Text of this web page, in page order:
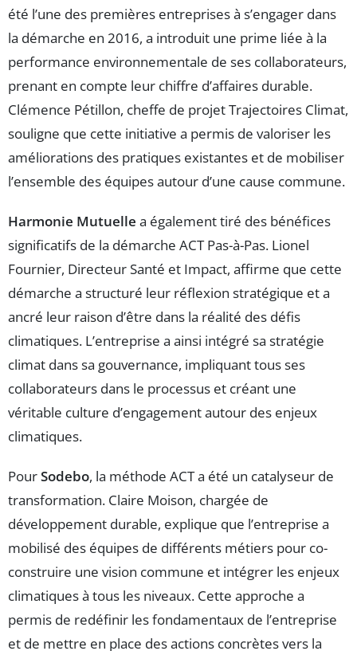
été l’une des premières entreprises à s’engager dans
la démarche en 2016, a introduit une prime liée à la
performance environnementale de ses collaborateurs,
prenant en compte leur chiffre d’affaires durable.
Clémence Pétillon, cheffe de projet Trajectoires Climat,
souligne que cette initiative a permis de valoriser les
améliorations des pratiques existantes et de mobiliser
l’ensemble des équipes autour d’une cause commune.
Harmonie Mutuelle a également tiré des bénéfices
significatifs de la démarche ACT Pas-à-Pas. Lionel
Fournier, Directeur Santé et Impact, affirme que cette
démarche a structuré leur réflexion stratégique et a
ancré leur raison d’être dans la réalité des défis
climatiques. L’entreprise a ainsi intégré sa stratégie
climat dans sa gouvernance, impliquant tous ses
collaborateurs dans le processus et créant une
véritable culture d’engagement autour des enjeux
climatiques.
PourSodebo, la méthode ACT a été un catalyseur de
transformation. Claire Moison, chargée de
développement durable, explique que l’entreprise a
mobilisé des équipes de différents métiers pour co-
construire une vision commune et intégrer les enjeux
climatiques à tous les niveaux. Cette approche a
permis de redéfinir les fondamentaux de l’entreprise
et de mettre en place des actions concrètes vers la